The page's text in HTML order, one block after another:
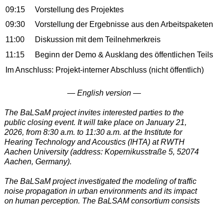
09:15
Vorstellung des Projektes
09:30
Vorstellung der Ergebnisse aus den Arbeitspaketen
11:00
Diskussion mit dem Teilnehmerkreis
11:15
Beginn der Demo & Ausklang des öffentlichen Teils
Im Anschluss: Projekt-interner Abschluss (nicht öffentlich)
— English version —
The BaLSaM project invites interested parties to the
public closing event. It will take place on January 21,
2026, from 8:30 a.m. to 11:30 a.m. at the Institute for
Hearing Technology and Acoustics (IHTA) at RWTH
Aachen University (address: Kopernikusstraße 5, 52074
Aachen, Germany).
The BaLSaM project investigated the modeling of traffic
noise propagation in urban environments and its impact
on human perception. The BaLSAM consortium consists